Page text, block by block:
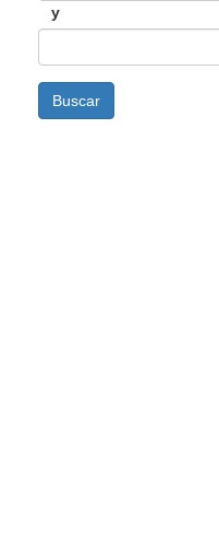
y